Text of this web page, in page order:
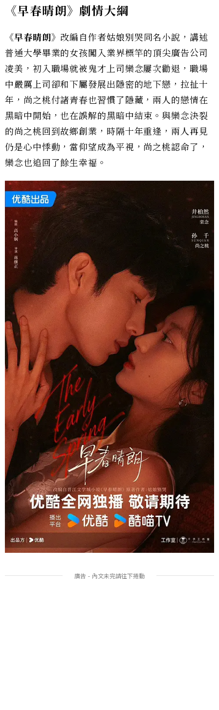
《早春晴朗》劇情大綱
《早春晴朗》 改編自作者姑娘別哭同名小說，講述
普通大學畢業的女孩闖入業界標竿的頂尖廣告公司
凌美，初入職場就被鬼才上司欒念屢次勸退，職場
中嚴厲上司卻和下屬發展出隱密的地下戀，拉扯十
年，尚之桃付諸青春也習慣了隱藏，兩人的戀情在
黑暗中開始，也在誤解的黑暗中結束。與欒念決裂
的尚之桃回到故鄉創業，時隔十年重逢，兩人再見
仍是心中悸動，當仰望成為平視，尚之桃認命了，
欒念也追回了餘生幸福。